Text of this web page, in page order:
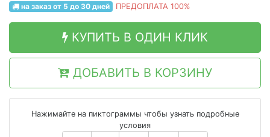
на заказ от 5 до 30 дней ПРЕДОПЛАТА 100%
КУПИТЬ В ОДИН КЛИК
ДОБАВИТЬ В КОРЗИНУ
Нажимайте на пиктограммы чтобы узнать подробные
условия